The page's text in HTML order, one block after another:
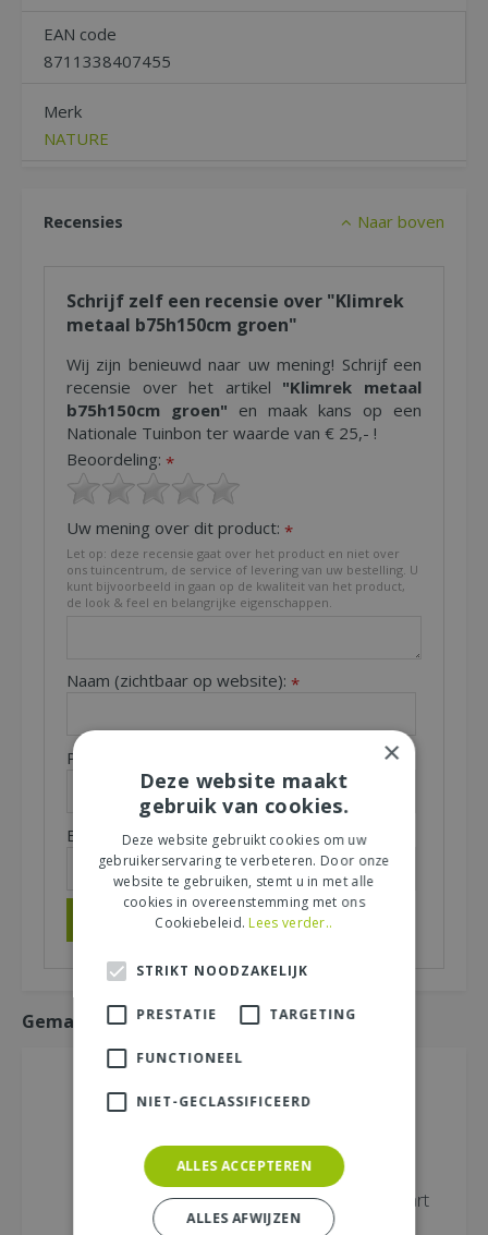
EAN code
8711338407455
Merk
NATURE
Recensies Naar boven
Schrijf zelf een recensie over "Klimrek
metaal b75h150cm groen"
Wij zijn benieuwd naar uw mening! Schrijf een
recensie over het artikel "Klimrek metaal
b75h150cm groen" en maak kans op een
Nationale Tuinbon ter waarde van € 25,- !
Beoordeling: *
Uw mening over dit product: *
Let op: deze recensie gaat over het product en niet over
ons tuincentrum, de service of levering van uw bestelling. U
kunt bijvoorbeeld in gaan op de kwaliteit van het product,
de look & feel en belangrijke eigenschappen.
Naam (zichtbaar op website): *
Plaats (zichtbaar op website):
E-mailadres (niet zichtbaar):*
Gemakkelijk mee bestellen
Vocht meter
Borderrand zwart
h15l10m dikte
×
Deze website maakt
gebruik van cookies.
Deze website gebruikt cookies om uw
gebruikerservaring te verbeteren. Door onze
website te gebruiken, stemt u in met alle
cookies in overeenstemming met ons
Cookiebeleid. Lees verder..
STRIKT NOODZAKELIJK
PRESTATIE TARGETING
FUNCTIONEEL
NIET-GECLASSIFICEERD
ALLES ACCEPTEREN
ALLES AFWIJZEN